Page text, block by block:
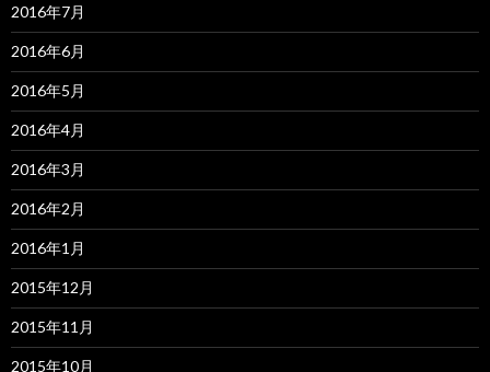
2016年7月
2016年6月
2016年5月
2016年4月
2016年3月
2016年2月
2016年1月
2015年12月
2015年11月
2015年10月